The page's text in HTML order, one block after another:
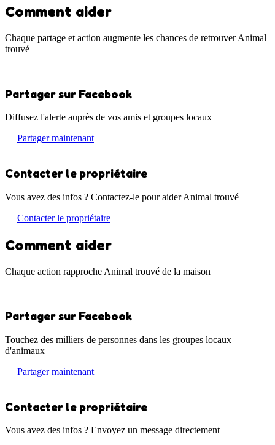
Comment aider
Chaque partage et action augmente les chances de retrouver Animal
trouvé
Partager sur Facebook
Diffusez l'alerte auprès de vos amis et groupes locaux
Partager maintenant
Contacter le propriétaire
Vous avez des infos ? Contactez-le pour aider Animal trouvé
Contacter le propriétaire
Comment aider
Chaque action rapproche Animal trouvé de la maison
Partager sur Facebook
Touchez des milliers de personnes dans les groupes locaux
d'animaux
Partager maintenant
Contacter le propriétaire
Vous avez des infos ? Envoyez un message directement